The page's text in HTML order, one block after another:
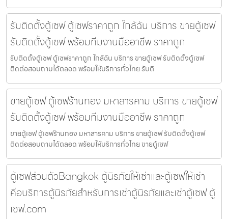
รับติดตั้งตู้เซฟ ตู้เซฟราคาถูก ใกล้ฉัน บริการ ขายตู้เซฟ
รับติดตั้งตู้เซฟ พร้อมทีมงานมืออาชีพ ราคาถูก
รับติดตั้งตู้เซฟ ตู้เซฟราคาถูก ใกล้ฉัน บริการ ขายตู้เซฟ รับติดตั้งตู้เซฟ
ติดต่อสอบถามได้ตลอด พร้อมให้บริการทั่วไทย รับติ
ขายตู้เซฟ ตู้เซฟร้านทอง มหาสารคาม บริการ ขายตู้เซฟ
รับติดตั้งตู้เซฟ พร้อมทีมงานมืออาชีพ ราคาถูก
ขายตู้เซฟ ตู้เซฟร้านทอง มหาสารคาม บริการ ขายตู้เซฟ รับติดตั้งตู้เซฟ
ติดต่อสอบถามได้ตลอด พร้อมให้บริการทั่วไทย ขายตู้เซฟ
ตู้เซฟส่วนตัวBangkok ตู้นิรภัยให้เช่าและตู้เซฟให้เช่า
คือบริการตู้นิรภัยสำหรับการเช่าตู้นิรภัยและเช่าตู้เซฟ ตู้
เซฟ.com